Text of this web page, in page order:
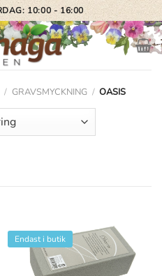
10:00 - 16:00
/ GRAVSMYCKNING / OASIS
Endast i butik